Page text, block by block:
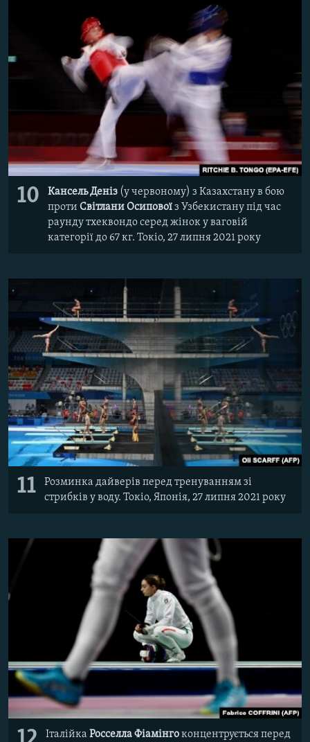
10 Кансель Деніз (у червоному) з Казахстану в бою
проти Світлани Осиповоїз Узбекистану під час
раунду тхеквондо серед жінок у ваговій
категорії до 67 кг. Токіо, 27 липня 2021 року
11
Розминка дайверів перед тренуванням зі
стрибків у воду. Токіо, Японія, 27 липня 2021 року
Італійка Росселла Фіамінгоконцентрується перед